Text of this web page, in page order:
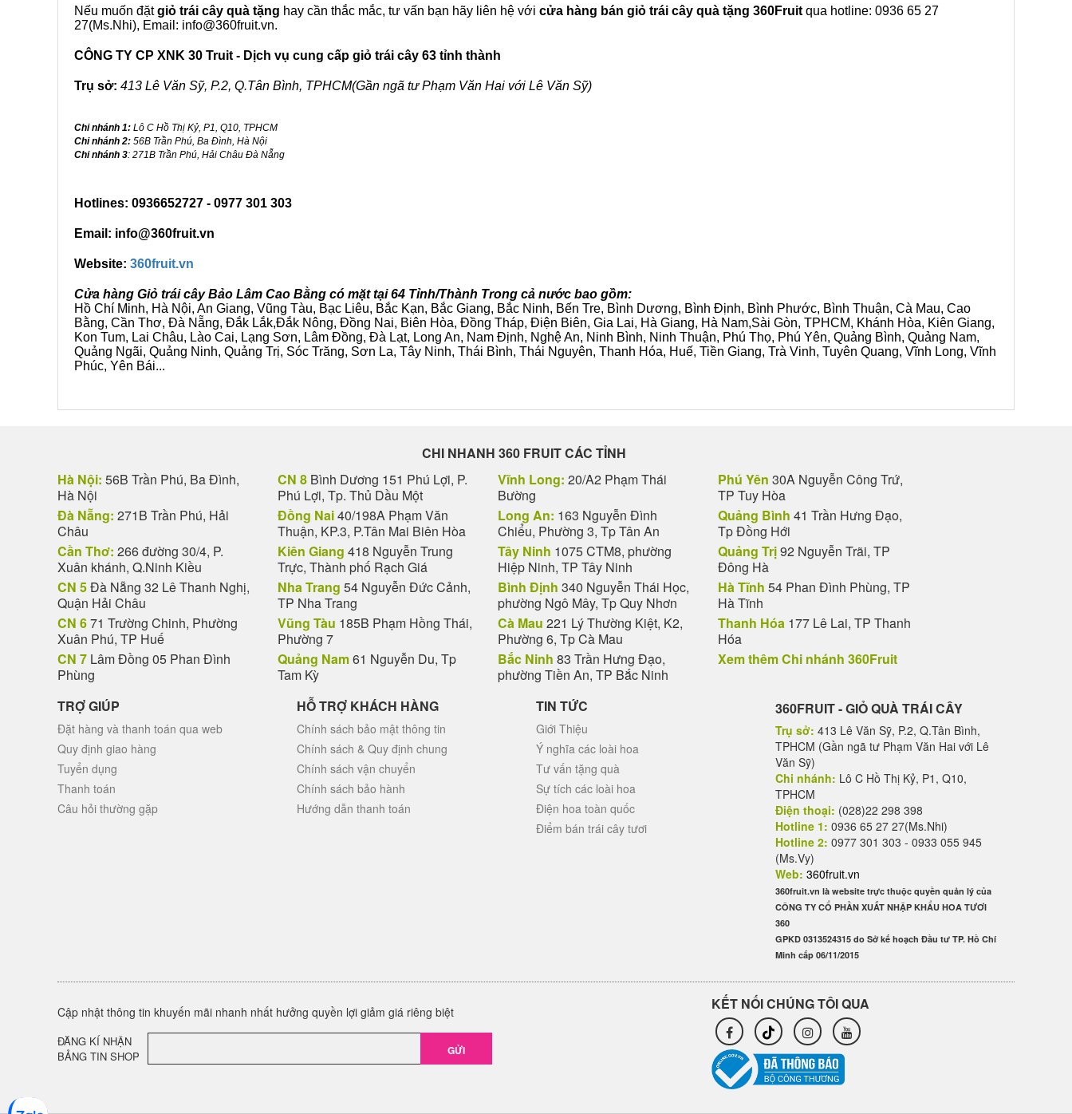
Nếu muốn đặtgiỏ trái cây quà tặng hay cần thắc mắc, tư vấn bạn hãy liên hệ với cửa hàng bán giỏ trái cây quà tặng 360Fruit qua hotline: 0936 65 27
27(Ms.Nhi), Email: info@360fruit.vn.
CÔNG TY CP XNK 30 Truit - Dịch vụ cung cấp giỏ trái cây 63 tỉnh thành
Trụ sở: 413 Lê Văn Sỹ, P.2, Q.Tân Bình, TPHCM(Gần ngã tư Phạm Văn Hai với Lê Văn Sỹ)
Chi nhánh 1: Lô C Hồ Thị Kỷ, P1, Q10, TPHCM
Chi nhánh 2: 56B Trần Phú, Ba Đình, Hà Nội
Chi nhánh 3: 271B Trần Phú, Hải Châu Đà Nẵng
Hotlines: 0936652727 - 0977 301 303
Email: info@360fruit.vn
Website: 360fruit.vn
Cửa hàng Giỏ trái cây Bảo Lâm Cao Bằng có mặt tại 64 Tỉnh/Thành Trong cả nước bao gồm:
Hồ Chí Minh, Hà Nội, An Giang, Vũng Tàu, Bạc Liêu, Bắc Kạn, Bắc Giang, Bắc Ninh, Bến Tre, Bình Dương, Bình Định, Bình Phước, Bình Thuận, Cà Mau, Cao
Bằng, Cần Thơ, Đà Nẵng, Đắk Lắk,Đắk Nông, Đồng Nai, Biên Hòa, Đồng Tháp, Điện Biên, Gia Lai, Hà Giang, Hà Nam,Sài Gòn, TPHCM, Khánh Hòa, Kiên Giang,
Kon Tum, Lai Châu, Lào Cai, Lạng Sơn, Lâm Đồng, Đà Lạt, Long An, Nam Định, Nghệ An, Ninh Bình, Ninh Thuận, Phú Thọ, Phú Yên, Quảng Bình, Quảng Nam,
Quảng Ngãi, Quảng Ninh, Quảng Trị, Sóc Trăng, Sơn La, Tây Ninh, Thái Bình, Thái Nguyên, Thanh Hóa, Huế, Tiền Giang, Trà Vinh, Tuyên Quang, Vĩnh Long, Vĩnh
Phúc, Yên Bái...
CHI NHANH 360 FRUIT CÁC TỈNH
Hà Nội: 56B Trần Phú, Ba Đình,
Hà Nội
Đà Nẵng: 271B Trần Phú, Hải
Châu
Cần Thơ: 266 đường 30/4, P.
Xuân khánh, Q.Ninh Kiều
CN 5Đà Nẵng 32 Lê Thanh Nghị,
Quận Hải Châu
CN 671 Trường Chinh, Phường
Xuân Phú, TP Huế
CN 7 Lâm Đồng 05 Phan Đình
Phùng
CN 8 Bình Dương 151 Phú Lợi, P.
Phú Lợi, Tp. Thủ Dầu Một
Đồng Nai40/198A Phạm Văn
Thuận, KP.3, P.Tân Mai Biên Hòa
Kiên Giang 418 Nguyễn Trung
Trực, Thành phố Rạch Giá
Nha Trang 54 Nguyễn Đức Cảnh,
TP Nha Trang
Vũng Tàu 185B Phạm Hồng Thái,
Phường 7
Quảng Nam61 Nguyễn Du, Tp
Tam Kỳ
Vĩnh Long: 20/A2 Phạm Thái
Bường
Long An: 163 Nguyễn Đình
Chiểu, Phường 3, Tp Tân An
Tây Ninh 1075 CTM8, phường
Hiệp Ninh, TP Tây Ninh
Bình Định 340 Nguyễn Thái Học,
phường Ngô Mây, Tp Quy Nhơn
Cà Mau 221 Lý Thường Kiệt, K2,
Phường 6, Tp Cà Mau
Bắc Ninh 83 Trần Hưng Đạo,
phường Tiền An, TP Bắc Ninh
Phú Yên 30A Nguyễn Công Trứ,
TP Tuy Hòa
Quảng Bình 41 Trần Hưng Đạo,
Tp Đồng Hới
Quảng Trị92 Nguyễn Trãi, TP
Đông Hà
Hà Tĩnh 54 Phan Đình Phùng, TP
Hà Tĩnh
Thanh Hóa 177 Lê Lai, TP Thanh
Hóa
Xem thêm Chi nhánh 360Fruit
TRỢ GIÚP
Đặt hàng và thanh toán qua web
Quy định giao hàng
Tuyển dụng
Thanh toán
Câu hỏi thường gặp
HỖ TRỢ KHÁCH HÀNG
Chính sách bảo mật thông tin
Chính sách & Quy định chung
Chính sách vận chuyển
Chính sách bảo hành
Hướng dẫn thanh toán
TIN TỨC
Giới Thiệu
Ý nghĩa các loài hoa
Tư vấn tặng quà
Sự tích các loài hoa
Điện hoa toàn quốc
Điểm bán trái cây tươi
360FRUIT - GIỎ QUÀ TRÁI CÂY
Trụ sở: 413 Lê Văn Sỹ, P.2, Q.Tân Bình,
TPHCM (Gần ngã tư Phạm Văn Hai với Lê
Văn Sỹ)
Chi nhánh: Lô C Hồ Thị Kỷ, P1, Q10,
TPHCM
Điện thoại: (028)22 298 398
Hotline 1: 0936 65 27 27(Ms.Nhi)
Hotline 2: 0977 301 303 - 0933 055 945
(Ms.Vy)
Web: 360fruit.vn
360fruit.vn là website trực thuộc quyền quản lý của
CÔNG TY CỔ PHẦN XUẤT NHẬP KHẨU HOA TƯƠI
360
GPKD 0313524315 do Sở kế hoạch Đầu tư TP. Hồ Chí
Minh cấp 06/11/2015
Cập nhật thông tin khuyến mãi nhanh nhất hưởng quyền lợi giảm giá riêng biệt
ĐĂNG KÍ NHẬN
BẢNG TIN SHOP
GỬI
KẾT NỐI CHÚNG TÔI QUA